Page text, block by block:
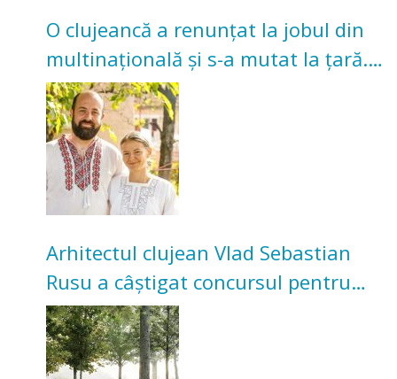
O clujeancă a renunțat la jobul din
multinațională și s-a mutat la țară.
Acum cultivă legume în grădina
bunicilor
Arhitectul clujean Vlad Sebastian
Rusu a câștigat concursul pentru
transformarea Grădinii Casei
Universitarilor